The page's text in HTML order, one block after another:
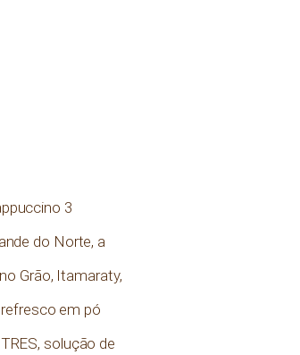
3
do Norte, a
Grão, Itamaraty,
em pó
solução de